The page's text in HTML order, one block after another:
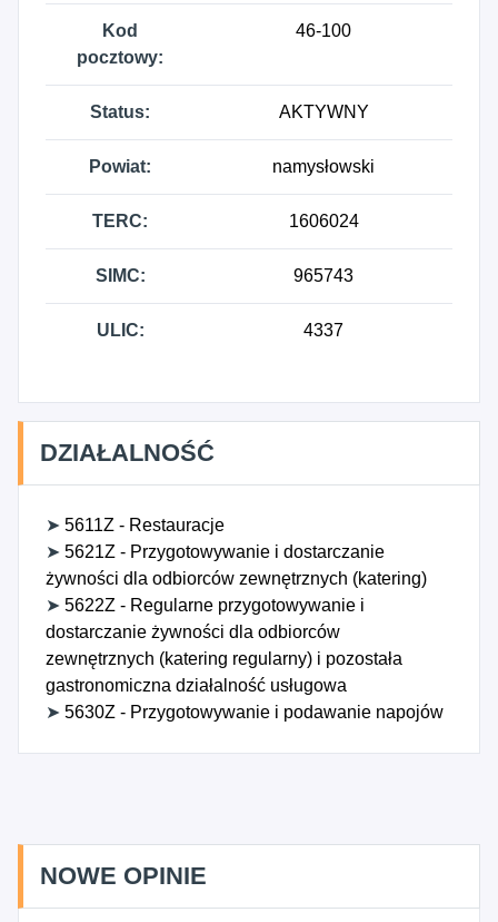
Kod
pocztowy:
46-100
Status: AKTYWNY
Powiat: namysłowski
TERC: 1606024
SIMC: 965743
ULIC: 4337
DZIAŁALNOŚĆ
➤ 5611Z - Restauracje
➤ 5621Z - Przygotowywanie i dostarczanie
żywności dla odbiorców zewnętrznych (katering)
➤ 5622Z - Regularne przygotowywanie i
dostarczanie żywności dla odbiorców
zewnętrznych (katering regularny) i pozostała
gastronomiczna działalność usługowa
➤ 5630Z - Przygotowywanie i podawanie napojów
NOWE OPINIE